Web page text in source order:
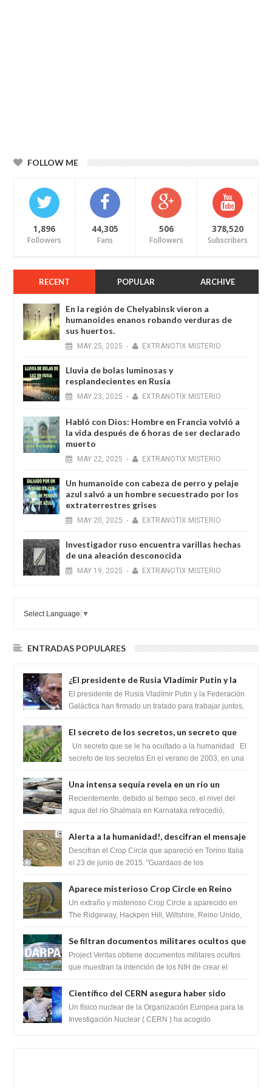
FOLLOW ME
1,896
Followers
44,305
Fans
506
Followers
378,520
Subscribers
RECENT POPULAR ARCHIVE
En la región de Chelyabinsk vieron a
humanoides enanos robando verduras de
sus huertos.
MAY 25, 2025 - EXTRANOTIX MISTERIO
Lluvia de bolas luminosas y
resplandecientes en Rusia
MAY 23, 2025 - EXTRANOTIX MISTERIO
Habló con Dios: Hombre en Francia volvió a
la vida después de 6 horas de ser declarado
muerto
MAY 22, 2025 - EXTRANOTIX MISTERIO
Un humanoide con cabeza de perro у pelaje
azul salvó a un hombre secuestrado por los
extraterrestres grises
MAY 20, 2025 - EXTRANOTIX MISTERIO
Investigador ruso encuentra varillas hechas
de una aleación desconocida
MAY 19, 2025 - EXTRANOTIX MISTERIO
Select Language ▼
ENTRADAS POPULARES
¿El presidente de Rusia Vladímir Putin y la
Federación Galactica han firmado un
tratado para acabar con los Sionistas?
El presidente de Rusia Vladímir Putin y la Federación
Galáctica han firmado un tratado para trabajar juntos,
El secreto de los secretos, un secreto que
cambiaría por completo el destino de la
humanidad
Un secreto que se le ha ocultado a la humanidad El
secreto de los secretos En el verano de 2003, en una
Una intensa sequía revela en un río un
impresionante hallazgo de miles de Shiva
Lingas
Recientemente, debido al tiempo seco, el nivel del
agua del río Shalmala en Karnataka retrocedió,
Alerta a la humanidad!, descifran el mensaje
del Crop Circle de Torino ,Italia
Descifran el Crop Circle que apareció en Torino Italia
el 23 de junio de 2015. "Guardaos de los
Aparece misterioso Crop Circle en Reino
Unido 23 de junio 2016
Un extraño y misterioso Crop Circle a aparecido en
The Ridgeway, Hackpen Hill, Wiltshire, Reino Unido,
Se filtran documentos militares ocultos que
muestran la intención de los NIH de crear el
SARS-CoV-2, utilizando la investigación de
Project Veritas obtiene documentos militares ocultos
que muestran la intención de los NIH de crear el
Científico del CERN asegura haber sido
ayudado por seres de luz durante una
prueba del Colisionador de Hadrones
Un físico nuclear de la Organización Europea para la
Investigación Nuclear ( CERN ) ha acogido